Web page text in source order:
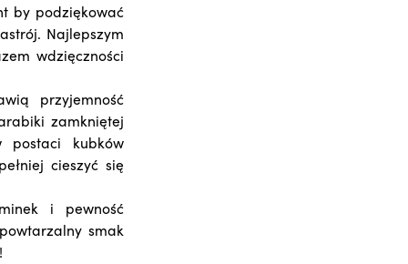
by podziękować
Najlepszym
wdzięczności
przyjemność
zamkniętej
kubków
cieszyć się
i pewność
smak